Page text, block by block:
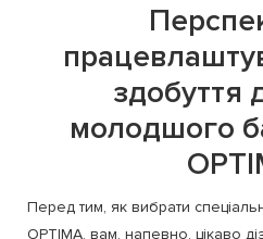
здобуття
молодшого
Перед тим, як вибрати
OPTIMA, вам, напевно, цікаво